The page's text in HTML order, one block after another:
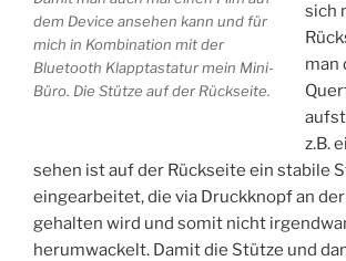
dem Device ansehen kann und für
mich in Kombination mit der
Bluetooth Klapptastatur mein Mini-
Büro. Die Stütze auf der Rückseite.
sich
man
z.B.
sehen ist auf der Rückseite ein stabile
eingearbeitet, die via Druckknopf an
gehalten wird und somit nicht
herumwackelt. Damit die Stütze und